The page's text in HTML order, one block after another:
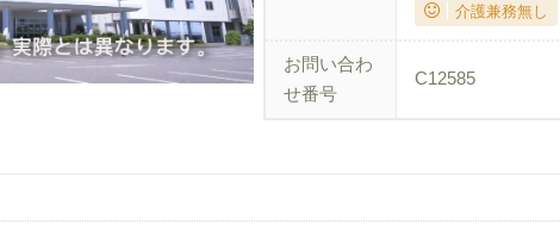
介護兼務無し
お問い合わ
せ番号
C12585